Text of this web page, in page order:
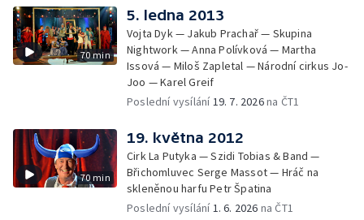
70 min
5. ledna 2013
Vojta Dyk — Jakub Prachař — Skupina
Nightwork — Anna Polívková — Martha
Issová — Miloš Zapletal — Národní cirkus Jo-
Joo — Karel Greif
Poslední vysílání19. 7. 2026na ČT1
70 min
19. května 2012
Cirk La Putyka — Szidi Tobias & Band —
Břichomluvec Serge Massot — Hráč na
skleněnou harfu Petr Špatina
Poslední vysílání1. 6. 2026 na ČT1